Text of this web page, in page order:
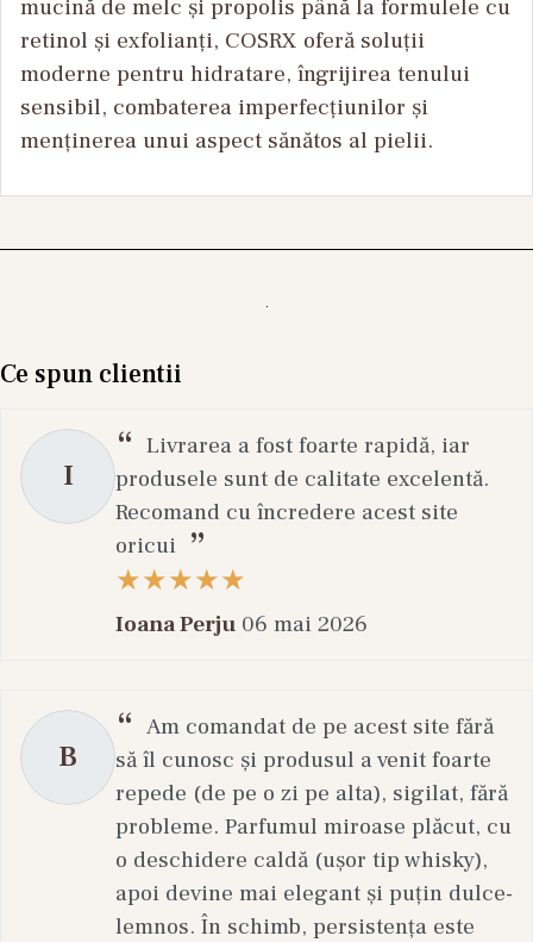
mucină de melc și propolis până la formulele cu
retinol și exfolianți, COSRX oferă soluții
moderne pentru hidratare, îngrijirea tenului
sensibil, combaterea imperfecțiunilor și
menținerea unui aspect sănătos al pielii.
Ce spun clientii
I
Livrarea a fost foarte rapidă, iar
produsele sunt de calitate excelentă.
Recomand cu încredere acest site
oricui
Ioana Perju 06 mai 2026
B
Am comandat de pe acest site fără
să îl cunosc și produsul a venit foarte
repede (de pe o zi pe alta), sigilat, fără
probleme. Parfumul miroase plăcut, cu
o deschidere caldă (ușor tip whisky),
apoi devine mai elegant și puțin dulce-
lemnos. În schimb, persistența este